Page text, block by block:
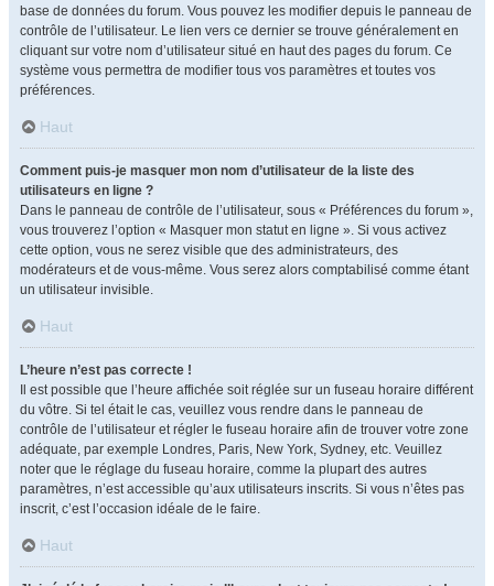
base de données du forum. Vous pouvez les modifier depuis le panneau de
contrôle de l’utilisateur. Le lien vers ce dernier se trouve généralement en
cliquant sur votre nom d’utilisateur situé en haut des pages du forum. Ce
système vous permettra de modifier tous vos paramètres et toutes vos
préférences.
Haut
Comment puis-je masquer mon nom d’utilisateur de la liste des
utilisateurs en ligne ?
Dans le panneau de contrôle de l’utilisateur, sous « Préférences du forum »,
vous trouverez l’option « Masquer mon statut en ligne ». Si vous activez
cette option, vous ne serez visible que des administrateurs, des
modérateurs et de vous-même. Vous serez alors comptabilisé comme étant
un utilisateur invisible.
Haut
L’heure n’est pas correcte !
Il est possible que l’heure affichée soit réglée sur un fuseau horaire différent
du vôtre. Si tel était le cas, veuillez vous rendre dans le panneau de
contrôle de l’utilisateur et régler le fuseau horaire afin de trouver votre zone
adéquate, par exemple Londres, Paris, New York, Sydney, etc. Veuillez
noter que le réglage du fuseau horaire, comme la plupart des autres
paramètres, n’est accessible qu’aux utilisateurs inscrits. Si vous n’êtes pas
inscrit, c’est l’occasion idéale de le faire.
Haut